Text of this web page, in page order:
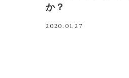
か？
2020.01.27